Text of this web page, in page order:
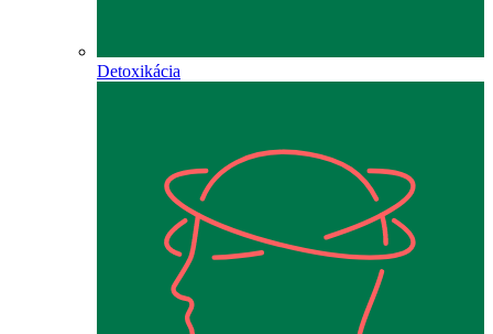
Detoxikácia